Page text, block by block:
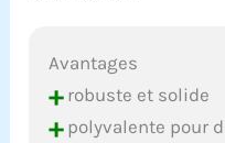
Avantages
+robuste et solide
+polyvalente pour